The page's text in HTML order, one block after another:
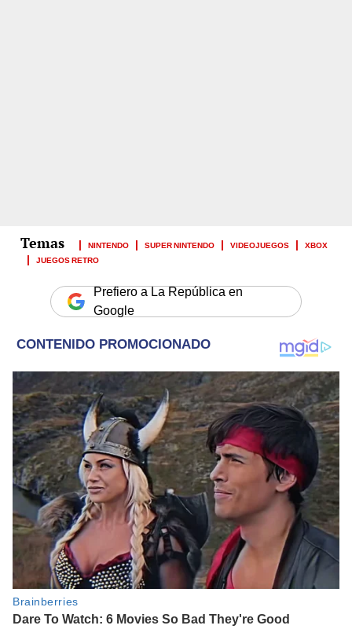
NINTENDO SUPER NINTENDO VIDEOJUEGOS
XBOX
JUEGOS RETRO
Prefiero a La República en
Google